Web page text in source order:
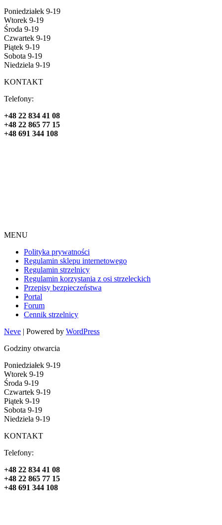
Poniedziałek 9-19
Wtorek 9-19
Środa 9-19
Czwartek 9-19
Piątek 9-19
Sobota 9-19
Niedziela 9-19
KONTAKT
Telefony:
+48 22 834 41 08
+48 22 865 77 15
+48 691 344 108
MENU
Polityka prywatności
Regulamin sklepu internetowego
Regulamin strzelnicy
Regulamin korzystania z osi strzeleckich
Przepisy bezpieczeństwa
Portal
Forum
Cennik strzelnicy
Neve | Powered by WordPress
Godziny otwarcia
Poniedziałek 9-19
Wtorek 9-19
Środa 9-19
Czwartek 9-19
Piątek 9-19
Sobota 9-19
Niedziela 9-19
KONTAKT
Telefony:
+48 22 834 41 08
+48 22 865 77 15
+48 691 344 108